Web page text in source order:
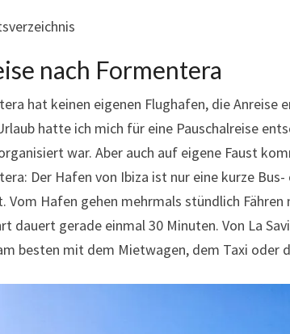
nach Formentera
hat keinen eigenen Flughafen, die Anreise
hatte ich mich für eine Pauschalreise
war. Aber auch auf eigene Faust
Der Hafen von Ibiza ist nur eine kurze
Vom Hafen gehen mehrmals stündlich Fähren
dauert gerade einmal 30 Minuten. Von La
besten mit dem Mietwagen, dem Taxi oder